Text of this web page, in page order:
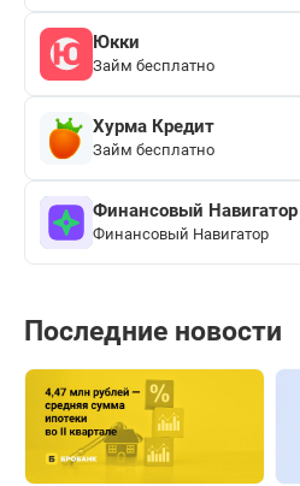
Юкки
Займ бесплатно
Хурма Кредит
Займ бесплатно
Финансовый Навигатор
Финансовый Навигатор
Последние новости